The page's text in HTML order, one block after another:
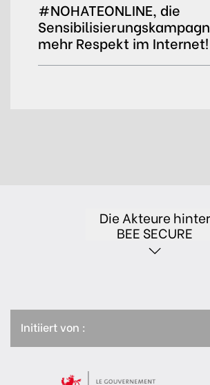
#NOHATEONLINE, die
mehr Respekt im Internet!
Die Akteure hinter
BEE SECURE
Initiiert von :